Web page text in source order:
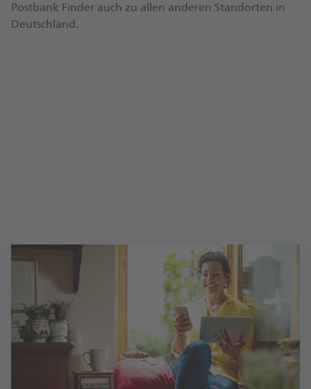
Postbank Finder auch zu allen anderen Standorten in
Deutschland.